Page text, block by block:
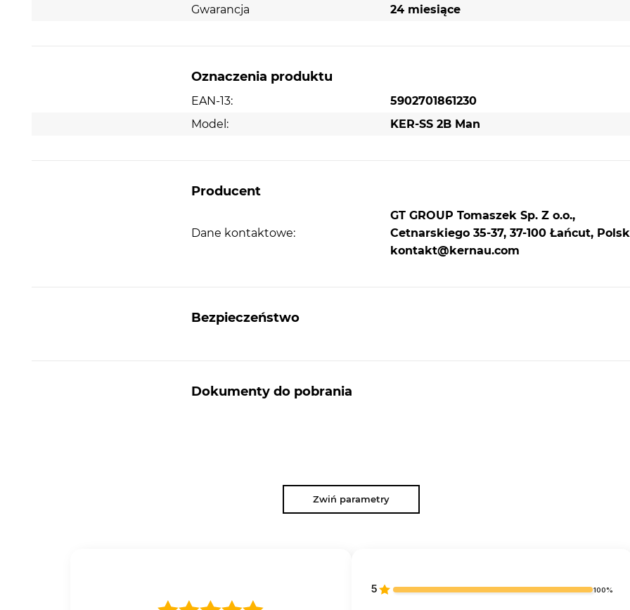
Gwarancja
24 miesiące
Oznaczenia produktu
EAN-13:
5902701861230
Model:
KER-SS 2B Man
Producent
Dane kontaktowe:
GT GROUP Tomaszek Sp. Z o.o.,
Cetnarskiego 35-37, 37-100 Łańcut,
kontakt@kernau.com
Bezpieczeństwo
Dokumenty do pobrania
Zwiń parametry
5 100%